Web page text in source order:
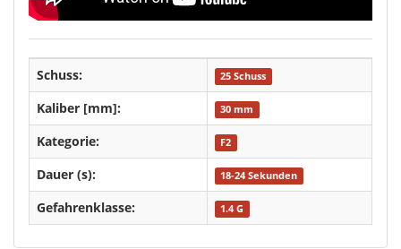
Schuss: 25 Schuss
Kaliber [mm]: 30 mm
Kategorie: F2
Dauer (s): 18-24 Sekunden
Gefahrenklasse: 1.4 G